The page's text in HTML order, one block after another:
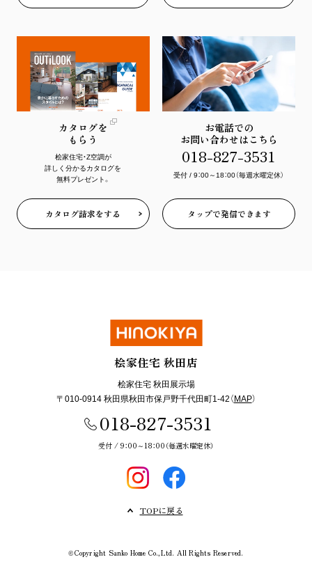
カタログを
もらう
桧家住宅・Z空調が
詳しく分かるカタログを
無料プレゼント。
カタログ請求をする
お電話での
お問い合わせはこちら
018-827-3531
受付 / 9：00～18：00（毎週水曜定休）
タップで発信できます
桧家住宅 秋田店
桧家住宅 秋田展示場
〒010-0914 秋田県秋田市保戸野千代田町1-42（ MAP）
018-827-3531
受付 / 9：00～18：00（毎週水曜定休）
TOPに戻る
©Copyright Sanko Home Co.,Ltd. All Rights Reserved.